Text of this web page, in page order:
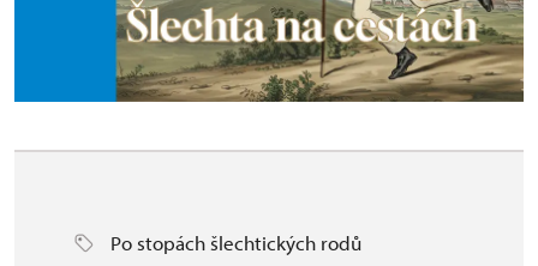
Po stopách šlechtických rodů